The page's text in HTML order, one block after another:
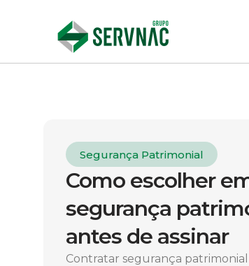
Segurança Patrimonial
Como escolher
segurança
antes de assinar
Contratar segurança